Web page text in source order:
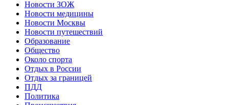
Новости ЗОЖ
Новости медицины
Новости Москвы
Новости путешествий
Образование
Общество
Около спорта
Отдых в России
Отдых за границей
ПДД
Политика